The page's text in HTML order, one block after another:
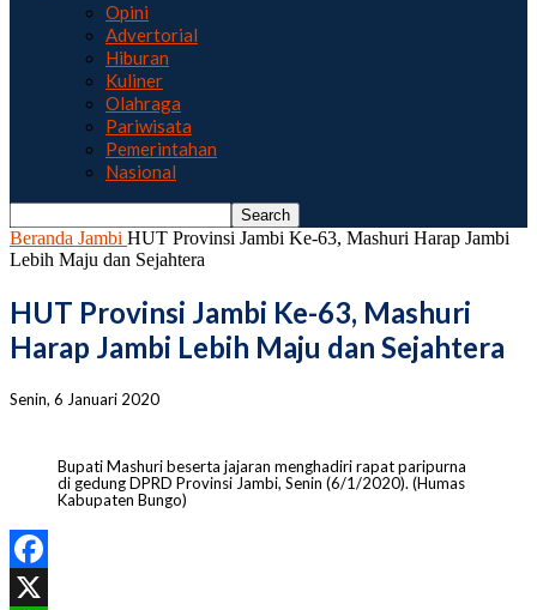
Opini
Advertorial
Hiburan
Kuliner
Olahraga
Pariwisata
Pemerintahan
Nasional
Beranda Jambi HUT Provinsi Jambi Ke-63, Mashuri Harap Jambi
Lebih Maju dan Sejahtera
HUT Provinsi Jambi Ke-63, Mashuri
Harap Jambi Lebih Maju dan Sejahtera
Senin, 6 Januari 2020
Bupati Mashuri beserta jajaran menghadiri rapat paripurna
di gedung DPRD Provinsi Jambi, Senin (6/1/2020). (Humas
Kabupaten Bungo)
Facebook